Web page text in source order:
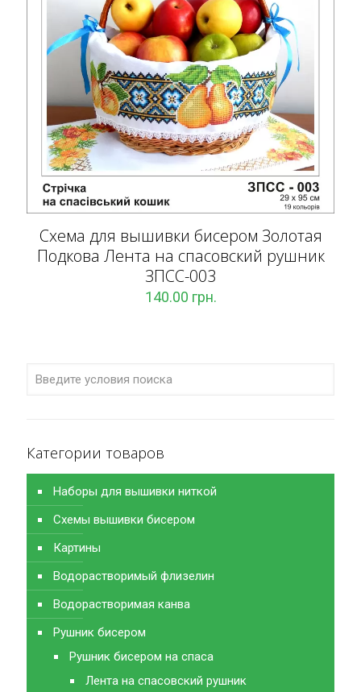
Схема для вышивки бисером Золотая
Подкова Лента на спасовский рушник
ЗПCC-003
140.00 грн.
Категории товаров
Наборы для вышивки ниткой
Схемы вышивки бисером
Картины
Водорастворимый флизелин
Водорастворимая канва
Рушник бисером
Рушник бисером на спаса
Лента на спасовский рушник